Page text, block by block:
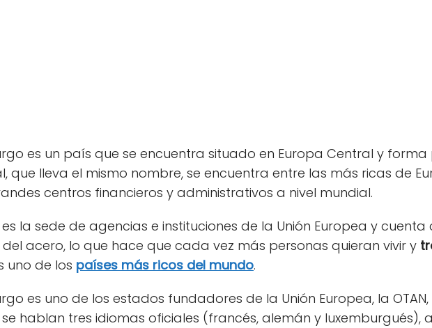
es un país que se encuentra situado en Europa Central y
que lleva el mismo nombre, se encuentra entre las más ricas de
centros financieros y administrativos a nivel mundial.
la sede de agencias e instituciones de la Unión Europea y
acero, lo que hace que cada vez más personas quieran vivir y
uno de los países más ricos del mundo.
es uno de los estados fundadores de la Unión Europea, la OTAN,
se hablan tres idiomas oficiales (francés, alemán y luxemburgués),